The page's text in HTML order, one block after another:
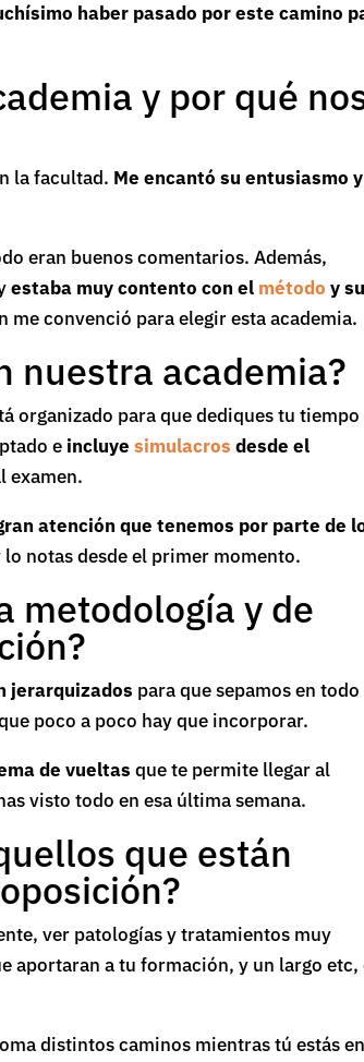
haber pasado por este camino
y por qué
la facultad. Me encantó su entusiasmo
eran buenos comentarios. Además,
estaba muy contento con el método y
me convenció para elegir esta academia.
nuestra academia?
organizado para que dediques tu tiempo
e incluyesimulacros desde el
examen.
atención que tenemos por parte de
lo notas desde el primer momento.
metodología y de
jerarquizados para que sepamos en todo
poco a poco hay que incorporar.
de vueltas que te permite llegar al
visto todo en esa última semana.
que están
ver patologías y tratamientos muy
aportaran a tu formación, y un largo etc,
distintos caminos mientras tú estás